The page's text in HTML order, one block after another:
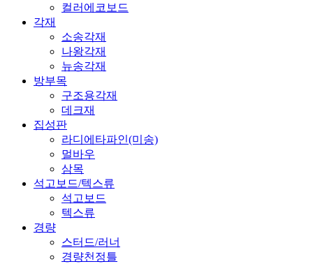
컬러에코보드
각재
소송각재
나왕각재
뉴송각재
방부목
구조용각재
데크재
집성판
라디에타파인(미송)
멀바우
삼목
석고보드/텍스류
석고보드
텍스류
경량
스터드/러너
경량천정틀